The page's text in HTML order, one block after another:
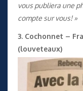
vous publiera une
compte sur vous! »
3. Cochonnet –
(louveteaux)